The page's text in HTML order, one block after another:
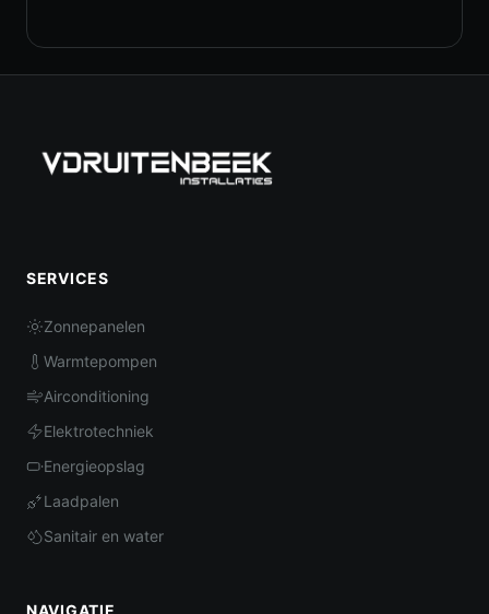
SERVICES
Zonnepanelen
Warmtepompen
Airconditioning
Elektrotechniek
Energieopslag
Laadpalen
Sanitair en water
NAVIGATIE